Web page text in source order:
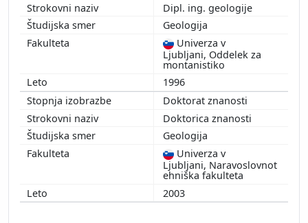
Dipl. ing. geologije
Geologija
Univerza v
Ljubljani, Oddelek za
montanistiko
1996
Doktorat znanosti
Doktorica znanosti
Geologija
Univerza v
Ljubljani, Naravoslovnot
ehniška fakulteta
2003